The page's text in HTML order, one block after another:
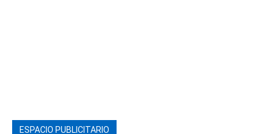
ESPACIO PUBLICITARIO